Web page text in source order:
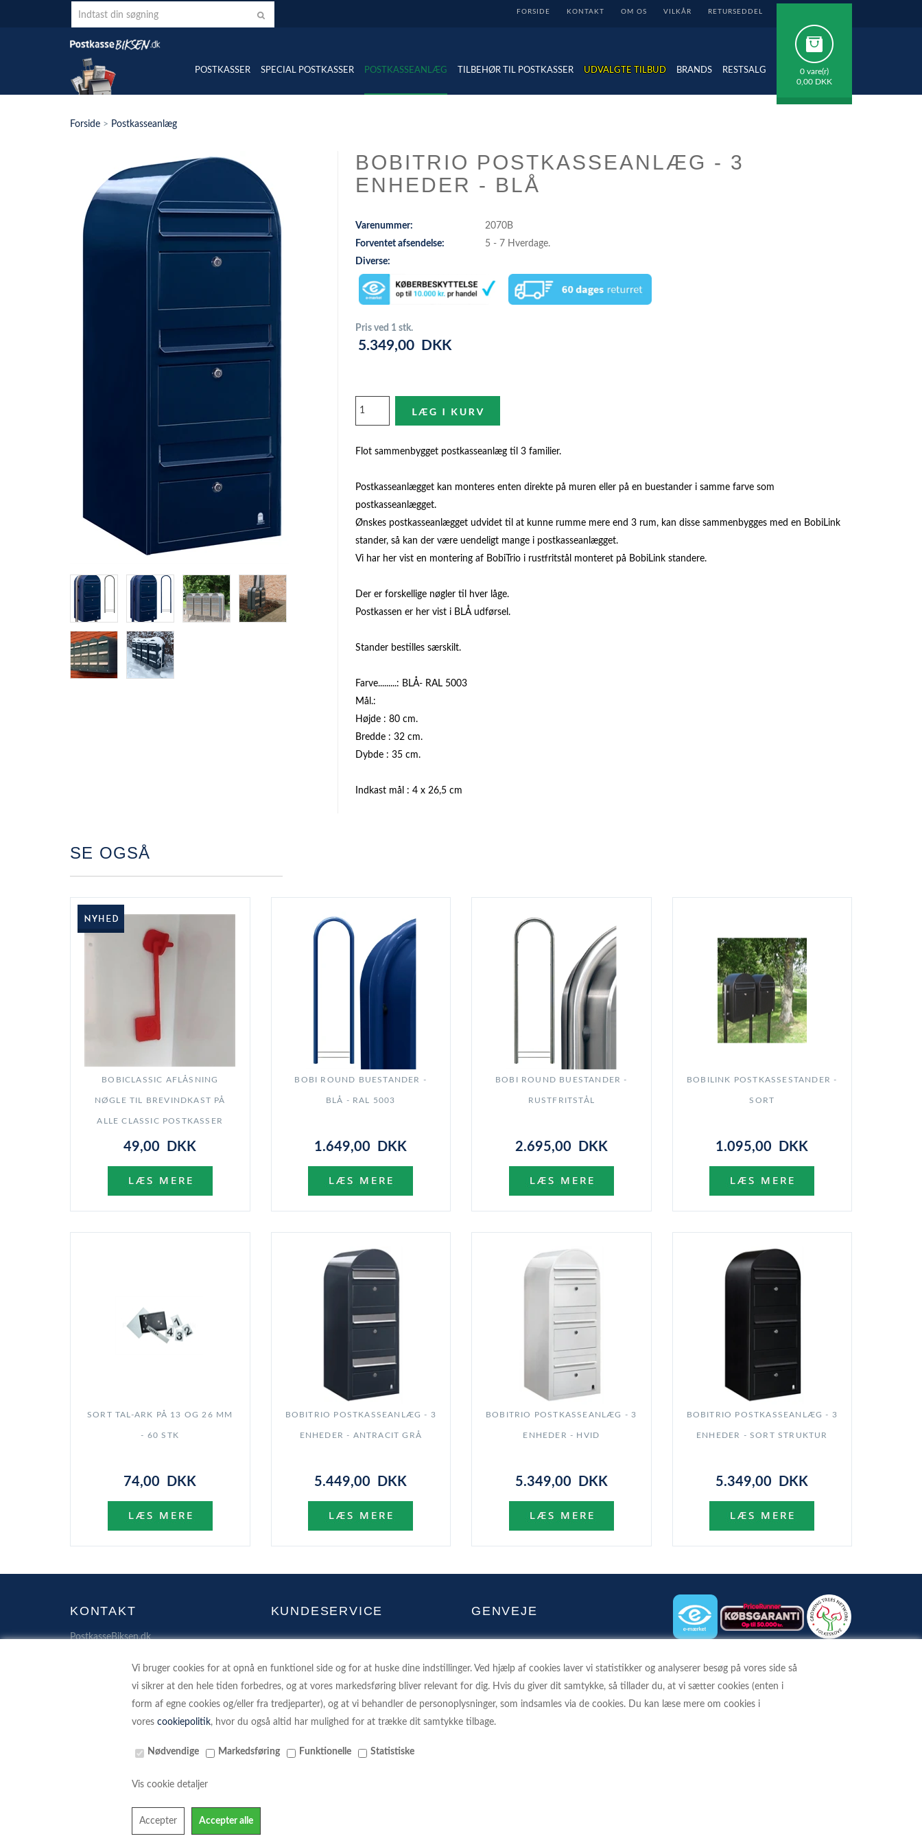
Vi bruger cookies for at opnå en funktionel side og for at huske dine indstillinger. Ved hjælp af cookies laver vi statistikker og analyserer besøg på vores side så
vi sikrer at den hele tiden forbedres, og at vores markedsføring bliver relevant for dig. Hvis du giver dit samtykke, så tillader du, at vi sætter cookies (enten i
form af egne cookies og/eller fra tredjeparter), og at vi behandler de personoplysninger, som indsamles via de cookies. Du kan læse mere om cookies i
vores cookiepolitik, hvor du også altid har mulighed for at trække dit samtykke tilbage.
Nødvendige Markedsføring Funktionelle Statistiske
Vis cookie detaljer
FORSIDE KONTAKT OM OS VILKÅR RETURSEDDEL
0 vare(r)
0,00 DKK
POSTKASSER SPECIAL POSTKASSER POSTKASSEANLÆG TILBEHØR TIL POSTKASSER UDVALGTE TILBUD BRANDS RESTSALG
Forside > Postkasseanlæg
BOBITRIO POSTKASSEANLÆG - 3
ENHEDER - BLÅ
Varenummer:
2070B
Forventet afsendelse:
5 - 7 Hverdage.
Diverse:
Pris ved 1 stk.
5.349,00 DKK
Flot sammenbygget postkasseanlæg til 3 familier.
Postkasseanlægget kan monteres enten direkte på muren eller på en buestander i samme farve som
postkasseanlægget.
Ønskes postkasseanlægget udvidet til at kunne rumme mere end 3 rum, kan disse sammenbygges med en BobiLink
stander, så kan der være uendeligt mange i postkasseanlægget.
Vi har her vist en montering af BobiTrio i rustfritstål monteret på BobiLink standere.
Der er forskellige nøgler til hver låge.
Postkassen er her vist i BLÅ udførsel.
Stander bestilles særskilt.
Farve.........: BLÅ- RAL 5003
Mål.:
Højde : 80 cm.
Bredde : 32 cm.
Dybde : 35 cm.
Indkast mål : 4 x 26,5 cm
SE OGSÅ
BOBICLASSIC AFLÅSNING
NØGLE TIL BREVINDKAST PÅ
ALLE CLASSIC POSTKASSER
49,00 DKK
BOBI ROUND BUESTANDER -
BLÅ - RAL 5003
1.649,00 DKK
BOBI ROUND BUESTANDER -
RUSTFRITSTÅL
2.695,00 DKK
BOBILINK POSTKASSESTANDER -
SORT
1.095,00 DKK
SORT TAL-ARK PÅ 13 OG 26 MM
- 60 STK
74,00 DKK
BOBITRIO POSTKASSEANLÆG - 3
ENHEDER - ANTRACIT GRÅ
5.449,00 DKK
BOBITRIO POSTKASSEANLÆG - 3
ENHEDER - HVID
5.349,00 DKK
BOBITRIO POSTKASSEANLÆG - 3
ENHEDER - SORT STRUKTUR
5.349,00 DKK
KONTAKT
PostkasseBiksen.dk
4400 Kalundborg
42 90 70 72
kontakt@postkassebiksen.dk
KOBBER KOMPAGNIET V/MAX MICHAEL
KUNDESERVICE
PERSONDATAPOLITIK
SIKKER SHOPPING PÅ NETTET
GENVEJE
SAMMENLIGN
KONTAKT
BETALINGSKORT